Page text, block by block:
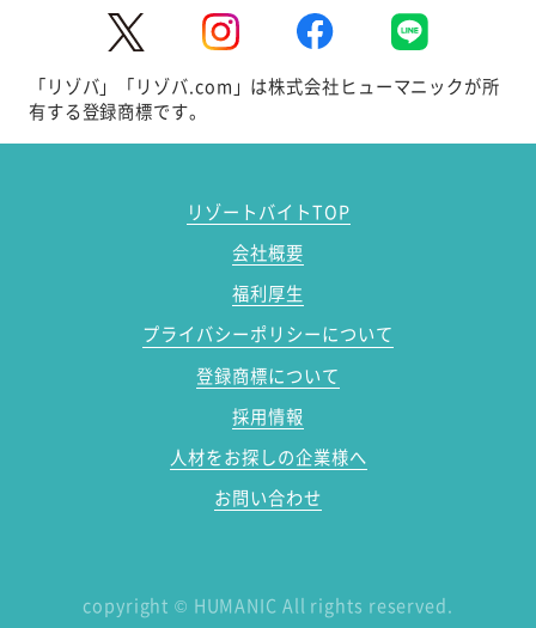
「リゾバ」「リゾバ.com」は株式会社ヒューマニックが所
有する登録商標です。
リゾートバイトTOP
会社概要
福利厚生
プライバシーポリシーについて
登録商標について
採用情報
人材をお探しの企業様へ
お問い合わせ
copyright © HUMANIC All rights reserved.